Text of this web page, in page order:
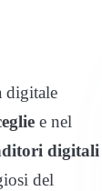
digitale
e nel
digitali
del